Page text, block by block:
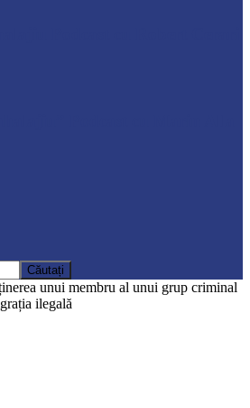
unui membru al unui grup criminal
ilegală